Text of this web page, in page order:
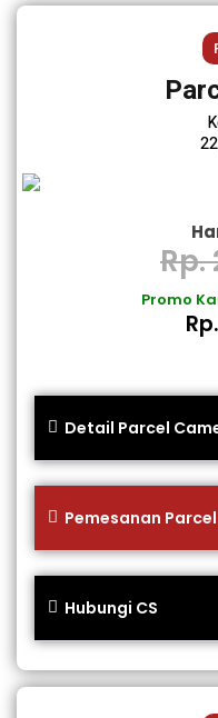
Rp.
Promo
Detail Parcel
Pemesanan
Hubungi CS